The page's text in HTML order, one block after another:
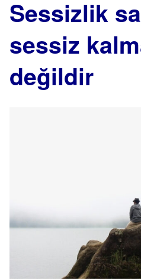
Sessizlik
sessiz
değildir